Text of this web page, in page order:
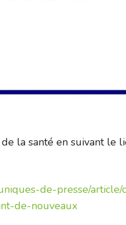
la santé en suivant le
de-presse/article/
de-nouveaux